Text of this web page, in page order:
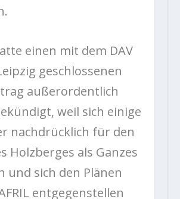
einen mit dem DAV
geschlossenen
außerordentlich
weil sich einige
nachdrücklich für den
Holzberges als Ganzes
und sich den Plänen
entgegenstellen